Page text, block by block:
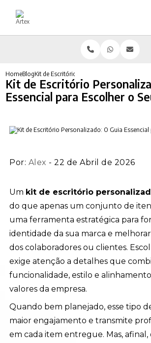
HomeBlogKit de Escritório Personalizado: O Guia
Kit de Escritório
Essencial para Escolher o
Por: Alex - 22 de Abril de 2026
Um kit de escritório
do que apenas um conjunto de
uma ferramenta estratégica para
identidade da sua marca e
dos colaboradores ou clientes.
exige atenção a detalhes que
funcionalidade, estilo e
valores da empresa.
Quando bem planejado, esse tipo
maior engajamento e transmite
em cada item entregue. Mas, afinal,